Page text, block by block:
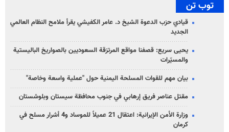
توب تن
قيادي حزب الدعوة الشيخ د. عامر الكفيشي يقرأ ملامح النظام العالمي
الجديد
يحيى سريع: قصفنا مواقع المرتزقة السعوديين بالصواريخ الباليستية
والمسيّرات
بيان مهم للقوات المسلحة اليمنية حول "عملية واسعة وخاصة"
مقتل عناصر فريق إرهابي في جنوب محافظة سيستان وبلوشستان
وزارة الأمن الإيرانية: اعتقال 21 عميلاً للموساد و4 أشرار مسلح في
كرمان